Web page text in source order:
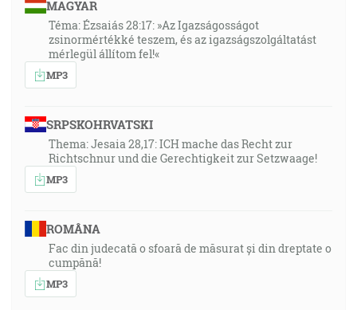
MAGYAR
Téma: Ézsaiás 28:17: »Az Igazságosságot
zsinormértékké teszem, és az igazságszolgáltatást
mérlegül állítom fel!«
MP3
SRPSKOHRVATSKI
Thema: Jesaia 28,17: ICH mache das Recht zur
Richtschnur und die Gerechtigkeit zur Setzwaage!
MP3
ROMÂNA
Fac din judecată o sfoară de măsurat și din dreptate o
cumpănă!
MP3